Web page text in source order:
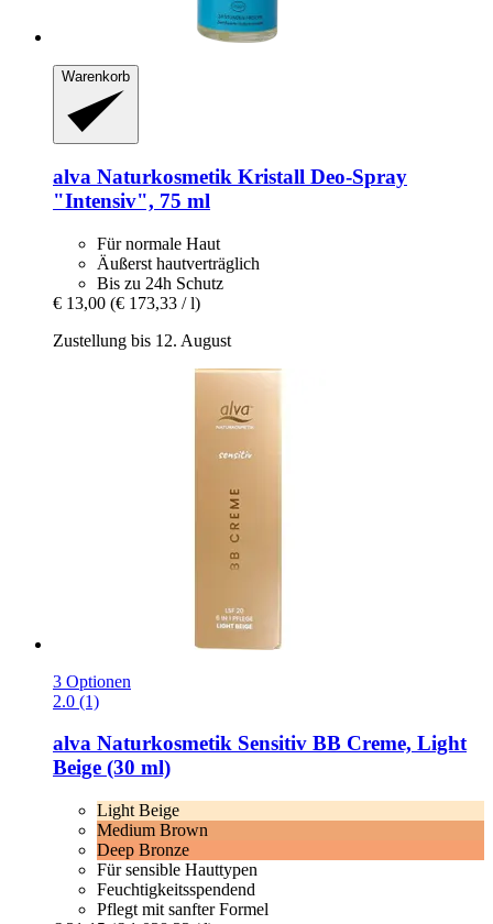
Warenkorb
alva Naturkosmetik Kristall Deo-​Spray
"Intensiv", 75 ml
Für normale Haut
Äußerst hautverträglich
Bis zu 24h Schutz
€ 13,00 (€ 173,33 / l)
Zustellung bis 12. August
3 Optionen
2.0 (1)
alva Naturkosmetik Sensitiv BB Creme, Light
Beige (30 ml)
Light Beige
Medium Brown
Deep Bronze
Für sensible Hauttypen
Feuchtigkeitsspendend
Pflegt mit sanfter Formel